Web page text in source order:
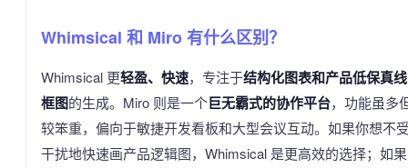
Whimsical 和 Miro 有什么区别？
Whimsical 更轻盈、快速，专注于结构化图表和产品低保真线
框图的生成。Miro 则是一个巨无霸式的协作平台，功能虽多
较笨重，偏向于敏捷开发看板和大型会议互动。如果你想不
干扰地快速画产品逻辑图，Whimsical 是更高效的选择；如果